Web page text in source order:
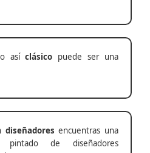
asíclásico puede ser una
diseñadores encuentras una
de diseñadores